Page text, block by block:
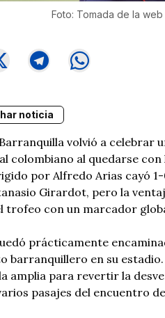
Foto: Tomada de la
noticia
volvió a celebrar
colombiano al quedarse
por Alfredo Arias cayó
Girardot, pero la
trofeo con un marcador
prácticamente
barranquillero en su
amplia para revertir la
pasajes del encuentro